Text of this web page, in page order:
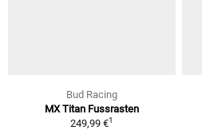
Bud Racing
MX Titan Fussrasten
249,99 €1